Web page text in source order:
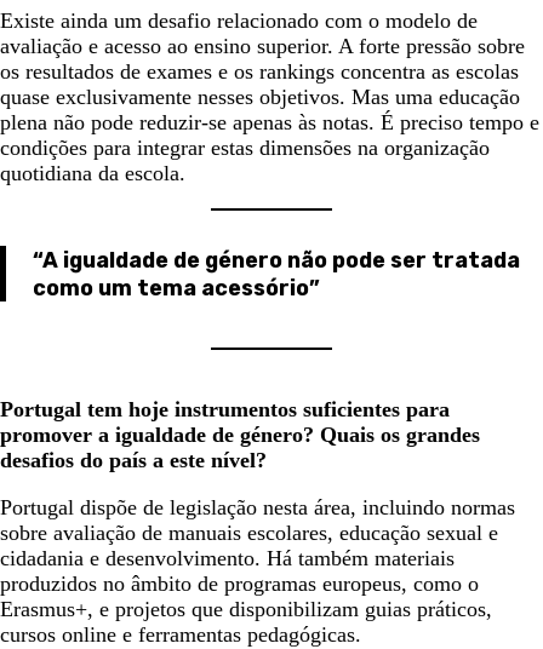
Existe ainda um desafio relacionado com o modelo de
avaliação e acesso ao ensino superior. A forte pressão sobre
os resultados de exames e os rankings concentra as escolas
quase exclusivamente nesses objetivos. Mas uma educação
plena não pode reduzir-se apenas às notas. É preciso tempo e
condições para integrar estas dimensões na organização
quotidiana da escola.
“A igualdade de género não pode ser tratada
como um tema acessório”
Portugal tem hoje instrumentos suficientes para
promover a igualdade de género? Quais os grandes
desafios do país a este nível?
Portugal dispõe de legislação nesta área, incluindo normas
sobre avaliação de manuais escolares, educação sexual e
cidadania e desenvolvimento. Há também materiais
produzidos no âmbito de programas europeus, como o
Erasmus+, e projetos que disponibilizam guias práticos,
cursos online e ferramentas pedagógicas.